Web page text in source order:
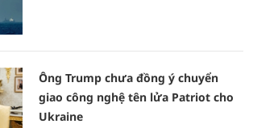
Ông Trump chưa đồng ý chuyển
giao công nghệ tên lửa Patriot cho
Ukraine